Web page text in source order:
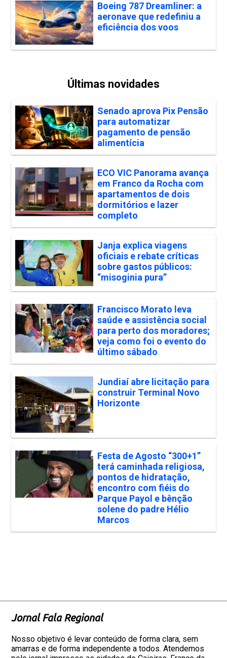
Boeing 787 Dreamliner: a
aeronave que redefiniu a
eficiência dos voos
Últimas novidades
Senado aprova Pix Pensão
para automatizar
pagamento de pensão
alimentícia
ECO VIC Panorama avança
em Franco da Rocha com
apartamentos de dois
dormitórios e lazer
completo
Janja explica viagens
oficiais e rebate críticas
sobre gastos públicos:
“misoginia pura”
Francisco Morato leva
saúde e assistência social
para perto dos moradores;
veja como foi o evento do
último sábado
Jundiaí abre licitação para
construir Terminal Novo
Horizonte
Festa de Agosto “300+1”
terá caminhada religiosa,
pontos de hidratação,
encontro com fiéis do
Parque Payol e bênção
solene do padre Hélio
Marcos
Jornal Fala Regional
Nosso objetivo é levar conteúdo de forma clara, sem
amarras e de forma independente a todos. Atendemos